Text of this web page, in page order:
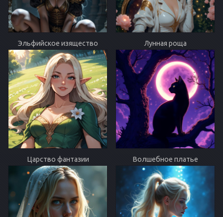
Эльфийское изящество Лунная роща
Царство фантазии Волшебное платье